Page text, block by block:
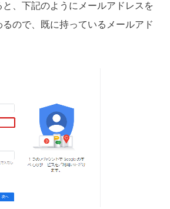
、下記のようにメールアドレスを
るので、既に持っているメールアド